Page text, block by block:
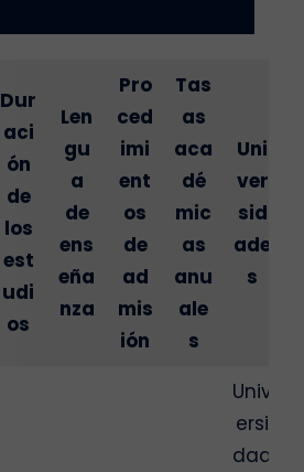
Dur
aci
ón
de
los
est
udi
os
Len
gu
a
de
ens
eña
nza
Pro
ced
imi
ent
os
de
ad
mis
ión
Tas
as
aca
dé
mic
as
anu
ale
s
Uni
ver
sid
ade
s
Univ
ersi
dad